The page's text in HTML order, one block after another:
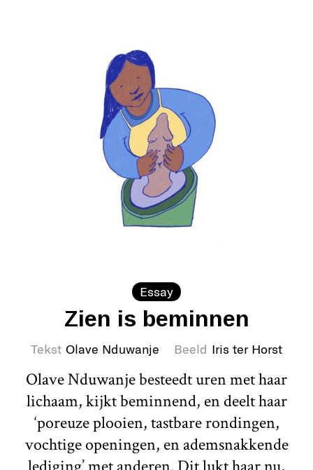
Essay
Zien is beminnen
Tekst Olave Nduwanje Beeld Iris ter Horst
Olave Nduwanje besteedt uren met haar
lichaam, kijkt beminnend, en deelt haar
‘poreuze plooien, tastbare rondingen,
vochtige openingen, en ademsnakkende